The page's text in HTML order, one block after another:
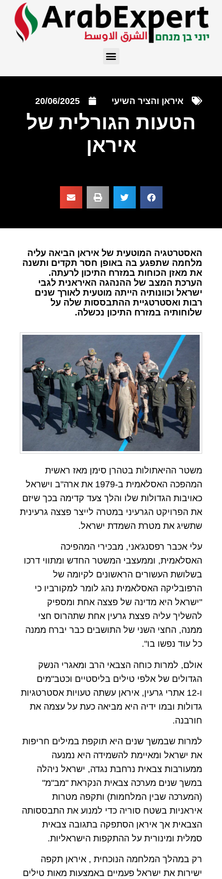
איראן והציר השיעי 20/06/2025
הטעות הגורלית של
איראן
האסטרטגיה המוטעית של איראן הביאה עליה
מלחמה שתפגע בה באופן חסר תקדים ותשנה
את מאזן הכוחות במזרח התיכון לרעתה.
הערכת המצב של ההנהגה האיראנית לגבי
ישראל וכוונותיה הייתה מוטעית לאורך שנים
רבות ואסטרטגיית ההתבססות שלה על
שלוחותיה במזרח התיכון נכשלה.
משטר ההיאתולות בטהרן סימן מאז ראשית
המהפכה האסלאמית ב-1979 את ארה"ב וישראל
כאויבות הגדולות שלו והלך צעד קדימה בכך שיזם
את הפרויקט הגרעיני במטרה לייצר פצצה גרעינית
שתשיג את מטרת השמדת ישראל.
עלי אכבר רפסנג'אני, מבכירי המהפיכה
האסלאמית, וממעצבי המשטר החדש ומתווי דרכו
בשלושת העשורים הראשונים לקיומה של
הרפובליקה האסלאמית נהג לומר למקורביו כי
"ישראל היא מדינה של פצצה אחת ומספיק
להשליך עליה פצצת גרעין אחת שתהרוס חצי
ממנה, החצי השני של התושבים כבר יברח ממנה
כל עוד נפשו בו".
אולם, למרות כוחה הצבאי הרב ומאגרי הנשק
הגדולים של אלפי טילים בליסטיים וכטב"מים
ו-12 אתרי גרעין, איראן עשתה טעויות אסטרטגיות
גדולות ובמו ידיה היא מביאה כעת על עצמה את
חורבנה.
למרות שבמשך שנים היא תוקפת במילים חריפות
את ישראל ומאיימת להשמידה היא נמנעה
ממעורבות צבאית נרחבת נגדה, ישראל ניהלה
במשך שנים מערכה צבאית הנקראת "מב"מ"
(המערכה שבין המלחמות) ותקפה מטרות
איראניות בשטח סוריה כדי למנוע את התבססותה
הצבאית אך איראן הסתפקה בתגובה צבאית
סמלית ומינורית על ההתקפות הישראליות.
רק במהלך המלחמה הנוכחית , איראן תקפה
ישירות את ישראל פעמיים באמצעות מאות טילים